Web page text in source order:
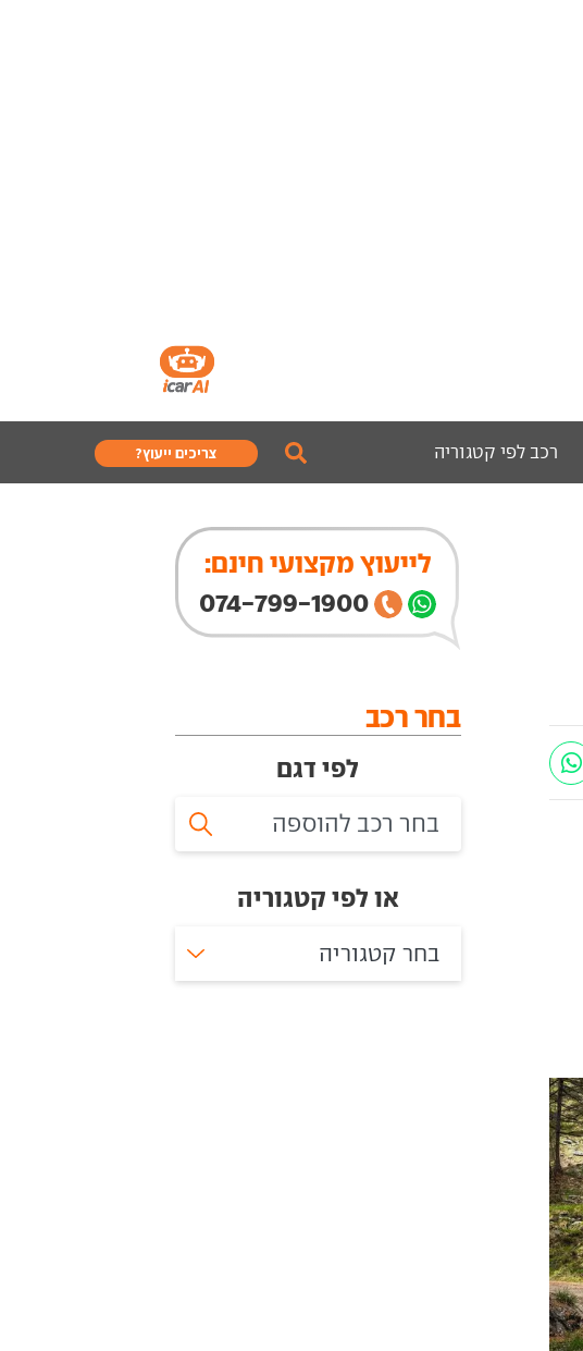
רכב לפי קטגוריה צריכים ייעוץ?
לייעוץ מקצועי חינם:
074-799-1900
בחר רכב
לפי דגם
או לפי קטגוריה
בחר קטגוריה